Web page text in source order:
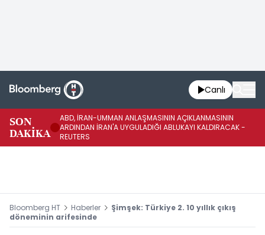
Canlı
SON
DAKİKA
ABD, İRAN-UMMAN ANLAŞMASININ AÇIKLANMASININ
ARDINDAN İRAN'A UYGULADIĞI ABLUKAYI KALDIRACAK -
REUTERS
Bloomberg HT Haberler
Şimşek: Türkiye 2. 10 yıllık çıkış
döneminin arifesinde